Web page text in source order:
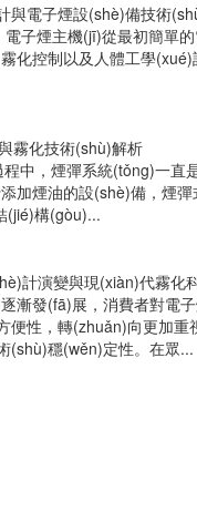
與電子煙設(shè)備技術
子煙主機(jī)從最初簡單
化控制以及人體工學
霧化技術(shù)解析
中，煙彈系統(tǒng)一直
加煙油的設(shè)備，煙
(jié)構(gòu)...
計演變與現(xiàn)代霧化
漸發(fā)展，消費者對電
便性，轉(zhuǎn)向更加重
(shù)穩(wěn)定性。在眾...